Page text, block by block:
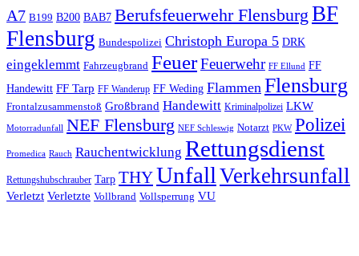
A7 B199 B200 BAB7 Berufsfeuerwehr Flensburg BF
Flensburg Bundespolizei Christoph Europa 5 DRK
eingeklemmt Fahrzeugbrand FeuerFeuerwehr FF Ellund FF
Handewitt FF Tarp FF Wanderup FF Weding Flammen Flensburg
Frontalzusammenstoß Großbrand Handewitt Kriminalpolizei LKW
Motorradunfall NEF Flensburg NEF Schleswig Notarzt PKW Polizei
Promedica Rauch Rauchentwicklung Rettungsdienst
Rettungshubschrauber Tarp THYUnfall Verkehrsunfall
Verletzt Verletzte Vollbrand Vollsperrung VU